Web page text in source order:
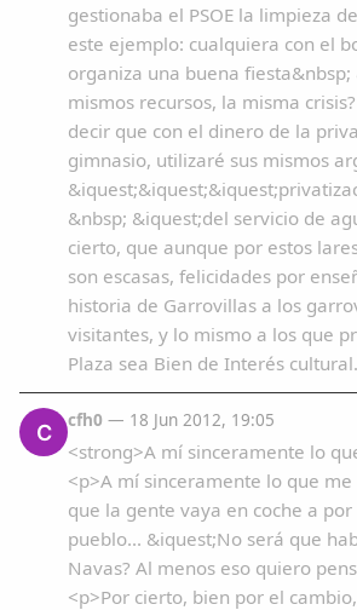
gestionaba el PSOE la limpieza
este ejemplo: cualquiera con el
organiza una buena
mismos recursos, la misma
decir que con el dinero de la
gimnasio, utilizaré sus mismos
&nbsp; &iquest;del servicio de
cierto, que aunque por estos
son escasas, felicidades por
historia de Garrovillas a los
visitantes, y lo mismo a los que
Plaza sea Bien de Interés
C cfh0 — 18 Jun 2012, 19:05
<strong>A mí sinceramente lo
<p>A mí sinceramente lo que
que la gente vaya en coche a por
pueblo... &iquest;No será que
Navas? Al menos eso quiero
<p>Por cierto, bien por el